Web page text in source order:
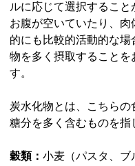
ルに応じて選択すること
お腹が空いていたり、肉
的にも比較的活動的な場
物を多く摂取することを
す。
炭水化物とは、こちらの
糖分を多く含むものを指
穀類： 小麦（パスタ、ブ